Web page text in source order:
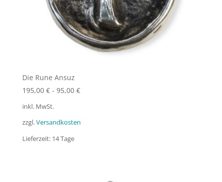
Die Rune Ansuz
195,00 €- 95,00 €
inkl. MwSt.
zzgl.Versandkosten
Lieferzeit: 14 Tage